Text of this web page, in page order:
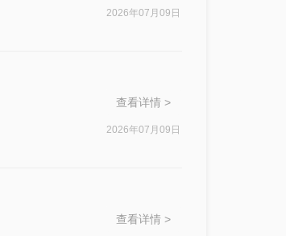
2026年07月09日
查看详情 >
2026年07月09日
查看详情 >